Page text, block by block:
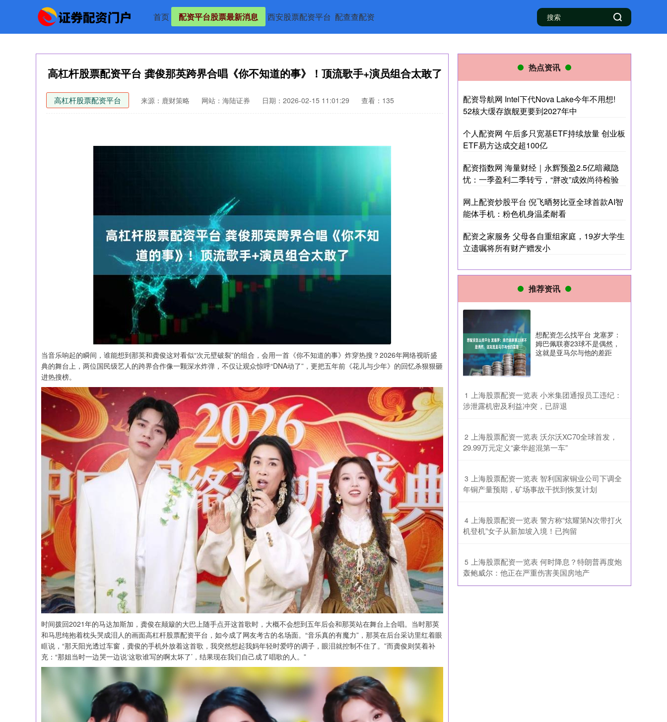
首页 配资平台股票最新消息 西安股票配资平台 配查查配资
高杠杆股票配资平台 龚俊那英跨界合唱《你不知道的事》！顶流歌手+演员组合太敢了
高杠杆股票配资平台 来源：鹿财策略 网站：海陆证券 日期：2026-02-15 11:01:29 查看：135
当音乐响起的瞬间，谁能想到那英和龚俊这对看似“次元壁破裂”的组合，会用一首《你不知道的事》炸穿热搜？2026年网络视听盛
典的舞台上，两位国民级艺人的跨界合作像一颗深水炸弹，不仅让观众惊呼“DNA动了”，更把五年前《花儿与少年》的回忆杀狠狠砸
进热搜榜。
时间拨回2021年的马达加斯加，龚俊在颠簸的大巴上随手点开这首歌时，大概不会想到五年后会和那英站在舞台上合唱。当时那英
和马思纯抱着枕头哭成泪人的画面高杠杆股票配资平台，如今成了网友考古的名场面。“音乐真的有魔力”，那英在后台采访里红着眼
眶说，“那天阳光透过车窗，龚俊的手机外放着这首歌，我突然想起我妈年轻时爱哼的调子，眼泪就控制不住了。”而龚俊则笑着补
充：“那姐当时一边哭一边说‘这歌谁写的啊太坏了’，结果现在我们自己成了唱歌的人。”
热点资讯
配资导航网 Intel下代Nova Lake今年不用想!
52核大缓存旗舰更要到2027年中
个人配资网 午后多只宽基ETF持续放量 创业板
ETF易方达成交超100亿
配资指数网 海量财经｜永辉预盈2.5亿暗藏隐
忧：一季盈利二季转亏，“胖改”成效尚待检验
网上配资炒股平台 倪飞晒努比亚全球首款AI智
能体手机：粉色机身温柔耐看
配资之家服务 父母各自重组家庭，19岁大学生
立遗嘱将所有财产赠发小
推荐资讯
想配资怎么找平台 龙塞罗：
姆巴佩联赛23球不是偶然，
这就是亚马尔与他的差距
1
​上海股票配资一览表 小米集团通报员工违纪：
涉泄露机密及利益冲突，已辞退
2 ​上海股票配资一览表 沃尔沃XC70全球首发，
29.99万元定义“豪华超混第一车”
3 ​上海股票配资一览表 智利国家铜业公司下调全
年铜产量预期，矿场事故干扰到恢复计划
4 ​上海股票配资一览表 警方称“炫耀第N次带打火
机登机”女子从新加坡入境！已拘留
5 ​上海股票配资一览表 何时降息？特朗普再度炮
轰鲍威尔：他正在严重伤害美国房地产